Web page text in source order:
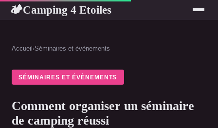
🏕Camping 4 Etoiles
Accueil ›Séminaires et évènements
SÉMINAIRES ET ÉVÈNEMENTS
Comment organiser un séminaire
de camping réussi